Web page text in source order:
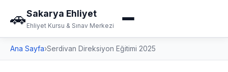
🚗Sakarya Ehliyet
Ehliyet Kursu & Sınav Merkezi
Ana Sayfa›Serdivan Direksiyon Eğitimi 2025